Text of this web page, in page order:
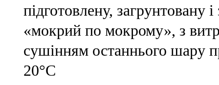
підготовлену,
«мокрий по мокрому», з
сушінням останнього шару
20°С